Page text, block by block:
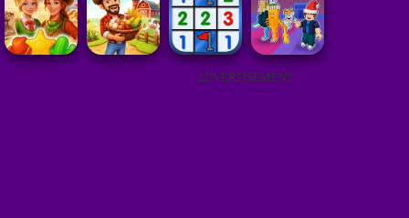
ADVERTISEMENT